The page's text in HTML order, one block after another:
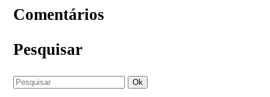
Comentários
Pesquisar